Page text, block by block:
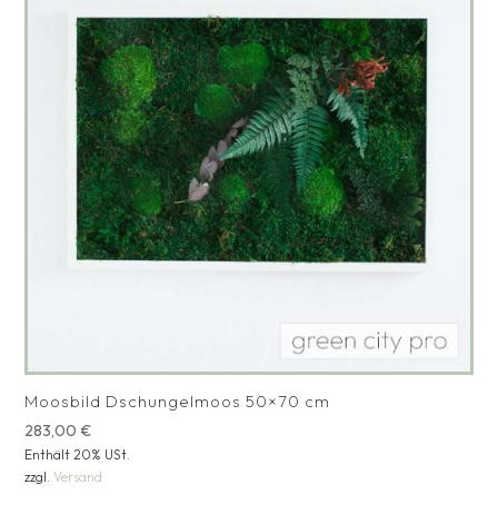
Moosbild Dschungelmoos 50×70 cm
283,00€
Enthält 20% USt.
zzgl.Versand